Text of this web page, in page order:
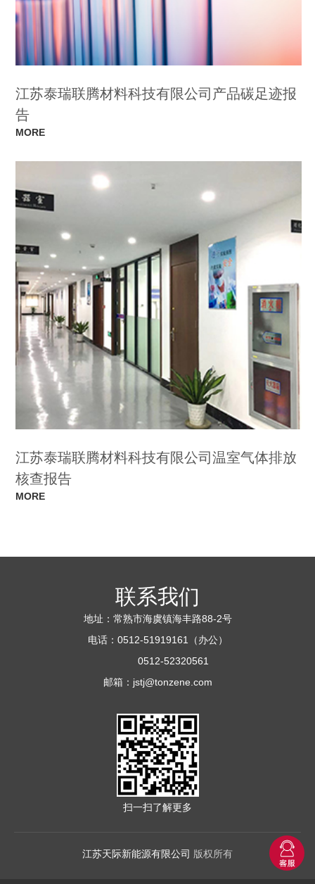
江苏泰瑞联腾材料科技有限公司产品碳足迹报
告
MORE
江苏泰瑞联腾材料科技有限公司温室气体排放
核查报告
MORE
联系我们
地址：常熟市海虞镇海丰路88-2号
电话：0512-51919161（办公）
0512-52320561
邮箱： jstj@tonzene.com
扫一扫了解更多
江苏天际新能源有限公司 版权所有